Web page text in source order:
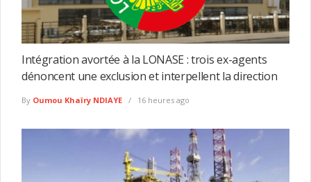
Intégration avortée à la LONASE : trois ex-agents
dénoncent une exclusion et interpellent la direction
By Oumou Khaïry NDIAYE 16 heures ago